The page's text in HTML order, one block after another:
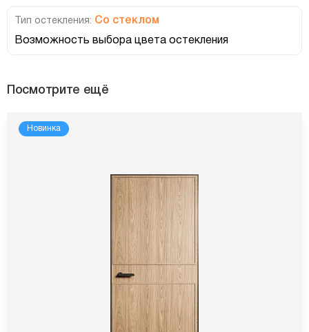
Тип остекления: Со стеклом
Возможность выбора цвета остекления
Посмотрите ещё
Новинка